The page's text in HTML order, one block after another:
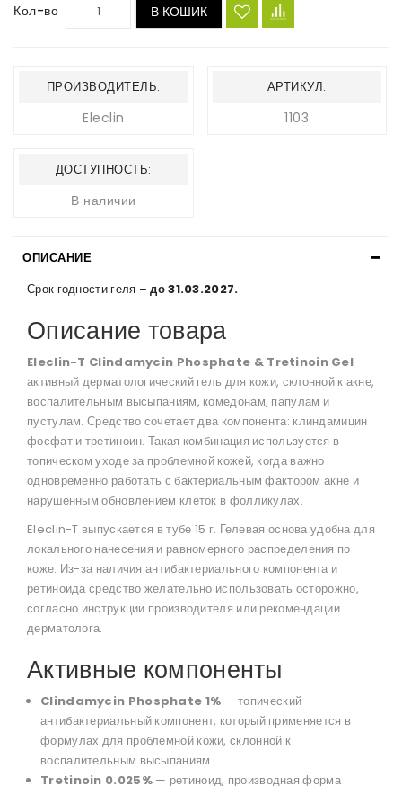
Кол-во В КОШИК
ПРОИЗВОДИТЕЛЬ:
Eleclin
АРТИКУЛ:
1103
ДОСТУПНОСТЬ:
В наличии
ОПИСАНИЕ
Срок годности геля –до 31.03.2027.
Описание товара
Eleclin-T Clindamycin Phosphate & Tretinoin Gel —
активный дерматологический гель для кожи, склонной к акне,
воспалительным высыпаниям, комедонам, папулам и
пустулам. Средство сочетает два компонента: клиндамицин
фосфат и третиноин. Такая комбинация используется в
топическом уходе за проблемной кожей, когда важно
одновременно работать с бактериальным фактором акне и
нарушенным обновлением клеток в фолликулах.
Eleclin-T выпускается в тубе 15 г. Гелевая основа удобна для
локального нанесения и равномерного распределения по
коже. Из-за наличия антибактериального компонента и
ретиноида средство желательно использовать осторожно,
согласно инструкции производителя или рекомендации
дерматолога.
Активные компоненты
Clindamycin Phosphate 1% — топический
антибактериальный компонент, который применяется в
формулах для проблемной кожи, склонной к
воспалительным высыпаниям.
Tretinoin 0.025%— ретиноид, производная форма